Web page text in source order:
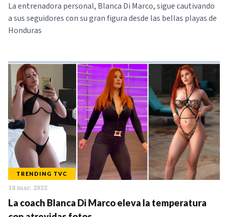
La entrenadora personal, Blanca Di Marco, sigue cautivando
a sus seguidores con su gran figura desde las bellas playas de
Honduras
TRENDING TVC
18 mar. 2022
La coach Blanca Di Marco eleva la temperatura